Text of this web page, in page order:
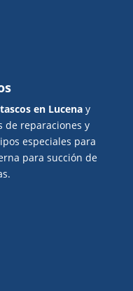
en Lucenay
de reparaciones y
especiales para
para succión de